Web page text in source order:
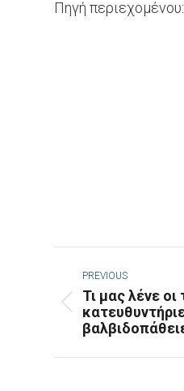
Πηγή περιεχομένου:
navigation
PREVIOUS
Previous
post:
Τι μας λένε οι